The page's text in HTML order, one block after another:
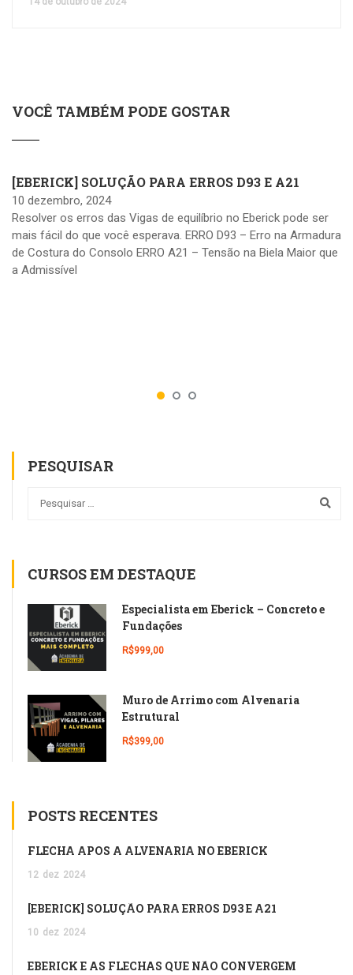
VOCÊ TAMBÉM PODE GOSTAR
[EBERICK] SOLUÇÃO PARA ERROS D93 E A21
10 dezembro, 2024
Resolver os erros das Vigas de equilíbrio no Eberick pode ser
mais fácil do que você esperava. ERRO D93 – Erro na Armadura
de Costura do Consolo ERRO A21 – Tensão na Biela Maior que
a Admissível
PESQUISAR
CURSOS EM DESTAQUE
Especialista em Eberick – Concreto e
Fundações
R$999,00
Muro de Arrimo com Alvenaria
Estrutural
R$399,00
POSTS RECENTES
FLECHA APÓS A ALVENARIA NO EBERICK
12 dez 2024
[EBERICK] SOLUÇÃO PARA ERROS D93 E A21
10 dez 2024
EBERICK E AS FLECHAS QUE NÃO CONVERGEM